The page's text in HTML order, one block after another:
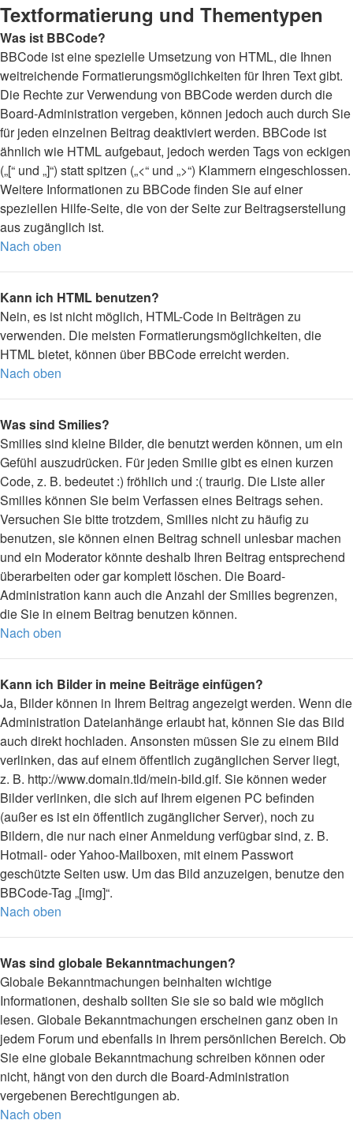
Textformatierung und Thementypen
Was ist BBCode?
BBCode ist eine spezielle Umsetzung von HTML, die Ihnen
weitreichende Formatierungsmöglichkeiten für Ihren Text gibt.
Die Rechte zur Verwendung von BBCode werden durch die
Board-Administration vergeben, können jedoch auch durch Sie
für jeden einzelnen Beitrag deaktiviert werden. BBCode ist
ähnlich wie HTML aufgebaut, jedoch werden Tags von eckigen
(„[“ und „]“) statt spitzen („<“ und „>“) Klammern eingeschlossen.
Weitere Informationen zu BBCode finden Sie auf einer
speziellen Hilfe-Seite, die von der Seite zur Beitragserstellung
aus zugänglich ist.
Nach oben
Kann ich HTML benutzen?
Nein, es ist nicht möglich, HTML-Code in Beiträgen zu
verwenden. Die meisten Formatierungsmöglichkeiten, die
HTML bietet, können über BBCode erreicht werden.
Nach oben
Was sind Smilies?
Smilies sind kleine Bilder, die benutzt werden können, um ein
Gefühl auszudrücken. Für jeden Smilie gibt es einen kurzen
Code, z. B. bedeutet :) fröhlich und :( traurig. Die Liste aller
Smilies können Sie beim Verfassen eines Beitrags sehen.
Versuchen Sie bitte trotzdem, Smilies nicht zu häufig zu
benutzen, sie können einen Beitrag schnell unlesbar machen
und ein Moderator könnte deshalb Ihren Beitrag entsprechend
überarbeiten oder gar komplett löschen. Die Board-
Administration kann auch die Anzahl der Smilies begrenzen,
die Sie in einem Beitrag benutzen können.
Nach oben
Kann ich Bilder in meine Beiträge einfügen?
Ja, Bilder können in Ihrem Beitrag angezeigt werden. Wenn die
Administration Dateianhänge erlaubt hat, können Sie das Bild
auch direkt hochladen. Ansonsten müssen Sie zu einem Bild
verlinken, das auf einem öffentlich zugänglichen Server liegt,
z. B. http://www.domain.tld/mein-bild.gif. Sie können weder
Bilder verlinken, die sich auf Ihrem eigenen PC befinden
(außer es ist ein öffentlich zugänglicher Server), noch zu
Bildern, die nur nach einer Anmeldung verfügbar sind, z. B.
Hotmail- oder Yahoo-Mailboxen, mit einem Passwort
geschützte Seiten usw. Um das Bild anzuzeigen, benutze den
BBCode-Tag „[img]“.
Nach oben
Was sind globale Bekanntmachungen?
Globale Bekanntmachungen beinhalten wichtige
Informationen, deshalb sollten Sie sie so bald wie möglich
lesen. Globale Bekanntmachungen erscheinen ganz oben in
jedem Forum und ebenfalls in Ihrem persönlichen Bereich. Ob
Sie eine globale Bekanntmachung schreiben können oder
nicht, hängt von den durch die Board-Administration
vergebenen Berechtigungen ab.
Nach oben